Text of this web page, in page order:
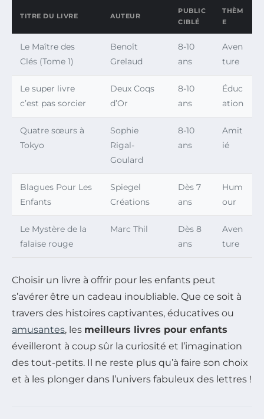
TITRE DU LIVRE AUTEUR
PUBLIC
CIBLÉ
THÈM
E
Le Maître des
Clés (Tome 1)
Benoît
Grelaud
8-10
ans
Aven
ture
Le super livre
c’est pas sorcier
Deux Coqs
d’Or
8-10
ans
Éduc
ation
Quatre sœurs à
Tokyo
Sophie
Rigal-
Goulard
8-10
ans
Amit
ié
Blagues Pour Les
Enfants
Spiegel
Créations
Dès 7
ans
Hum
our
Le Mystère de la
falaise rouge
Marc Thil
Dès 8
ans
Aven
ture
Choisir un livre à offrir pour les enfants peut
s’avérer être un cadeau inoubliable. Que ce soit à
travers des histoires captivantes, éducatives ou
amusantes, les meilleurs livres pour enfants
éveilleront à coup sûr la curiosité et l’imagination
des tout-petits. Il ne reste plus qu’à faire son choix
et à les plonger dans l’univers fabuleux des lettres !